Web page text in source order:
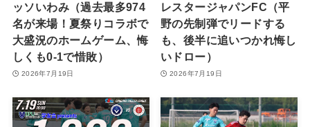
ッソいわみ（過去最多974
名が来場！夏祭りコラボで
大盛況のホームゲーム、悔
しくも0-1で惜敗）
2026年7月19日
レスタージャパンFC（平
野の先制弾でリードする
も、後半に追いつかれ悔し
いドロー）
2026年7月19日